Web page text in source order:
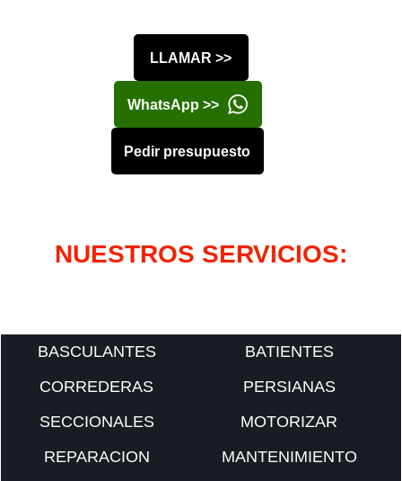
LLAMAR >>
WhatsApp >>
Pedir presupuesto
NUESTROS SERVICIOS:
BASCULANTES
BATIENTES
CORREDERAS
PERSIANAS
SECCIONALES
MOTORIZAR
REPARACION
MANTENIMIENTO